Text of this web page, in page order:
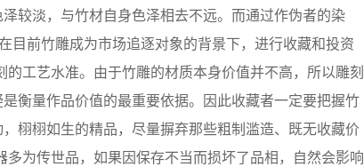
较淡，与竹材自身色泽相去不远。而通过作伪者的染
目前竹雕成为市场追逐对象的背景下，进行收藏和投资
工艺水准。由于竹雕的材质本身价值并不高，所以雕刻
衡量作品价值的最重要依据。因此收藏者一定要把握竹
栩栩如生的精品，尽量摒弃那些粗制滥造、既无收藏价
为传世品，如果因保存不当而损坏了品相，自然会影响